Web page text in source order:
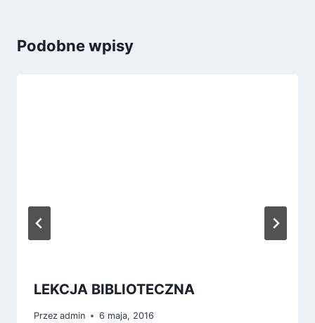
Podobne wpisy
LEKCJA BIBLIOTECZNA
Przez admin 6 maja, 2016